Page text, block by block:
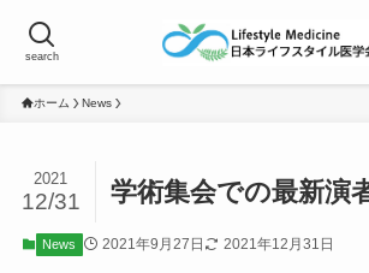
search
ホーム News
学術集会での最新演
2021
12/31
News 2021年9月27日 2021年12月31日